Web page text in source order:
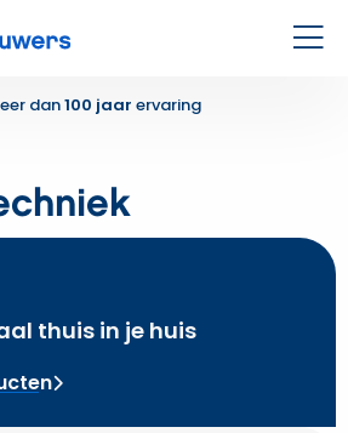
dan100 jaar ervaring
thuis in je huis